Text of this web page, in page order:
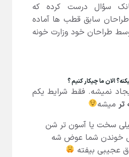
سؤال درست کرده که
سابق قطب ها آماده
طراحان خود وزارت خونه
الان ما چیکار کنیم ؟
نمیشه. فقط شرایط یکم
تر میشه
سخت یا آسون تر شن
خوندن شما عوض شه
عجیبی بیفته